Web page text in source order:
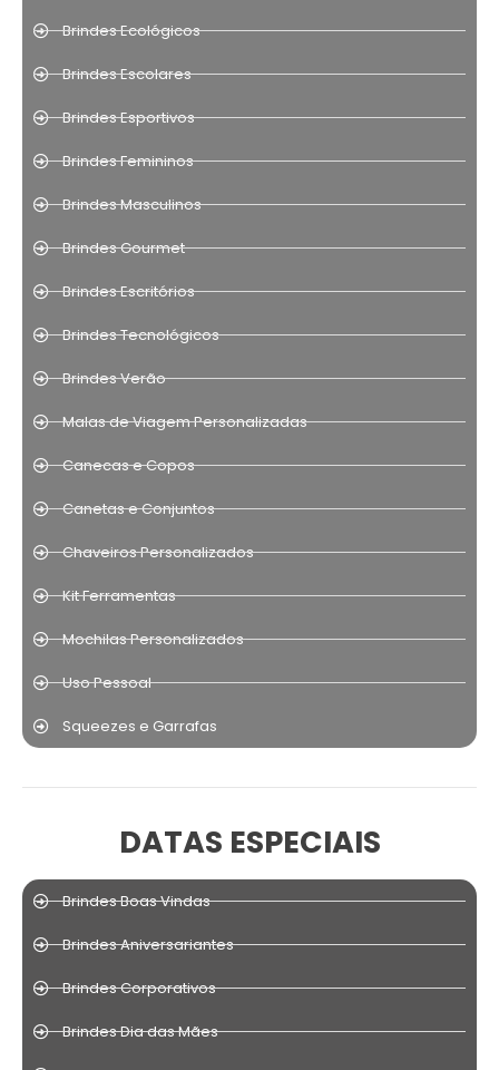
Brindes Ecológicos
Brindes Escolares
Brindes Esportivos
Brindes Femininos
Brindes Masculinos
Brindes Gourmet
Brindes Escritórios
Brindes Tecnológicos
Brindes Verão
Malas de Viagem Personalizadas
Canecas e Copos
Canetas e Conjuntos
Chaveiros Personalizados
Kit Ferramentas
Mochilas Personalizados
Uso Pessoal
Squeezes e Garrafas
DATAS ESPECIAIS
Brindes Boas Vindas
Brindes Aniversariantes
Brindes Corporativos
Brindes Dia das Mães